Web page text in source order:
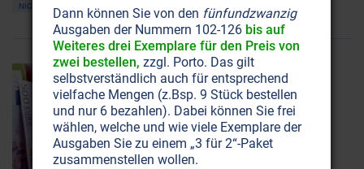
NICHT ONLINE VERFÜGBAR AUSGABE BESTELLEN
Dann können Sie von den fünfundzwanzig
Ausgaben der Nummern 102-126 bis auf
Weiteres drei Exemplare für den Preis von
zwei bestellen, zzgl. Porto. Das gilt
selbstverständlich auch für entsprechend
vielfache Mengen (z.Bsp. 9 Stück bestellen
und nur 6 bezahlen). Dabei können Sie frei
wählen, welche und wie viele Exemplare der
Ausgaben Sie zu einem „3 für 2“-Paket
zusammenstellen wollen.